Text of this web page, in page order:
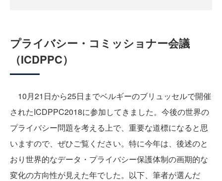
プライバシー・コミッショナー会議
（ICDPPC）
10月21日から25日までベルギーのブリュッセルで開催
されたICDPPC2018に参加してきました。今後の世界の
プライバシー問題を考える上で、重要な道標になると思
いますので、ぜひご覧ください。特に今年は、後述のと
おり世界的なデータ・プライバシー保護体制の画期的な
変化の方向性が見えた年でした。以下、筆者が選んだ